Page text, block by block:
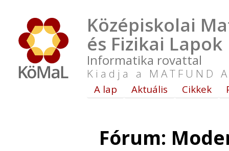
Középiskolai
és Fizikai Lapok
Informatika rovattal
Kiadja a MATFUND
A lap Aktuális Cikkek
Fórum: